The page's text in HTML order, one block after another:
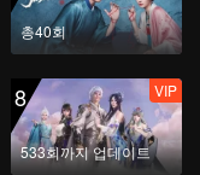
총40회
8
533회까지 업데이트
VIP